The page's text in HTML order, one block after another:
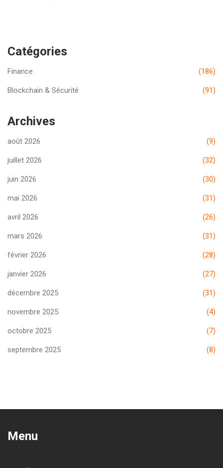
Catégories
Finance (186)
Blockchain & Sécurité (91)
Archives
août 2026 (9)
juillet 2026 (32)
juin 2026 (30)
mai 2026 (31)
avril 2026 (26)
mars 2026 (31)
février 2026 (28)
janvier 2026 (27)
décembre 2025 (31)
novembre 2025 (4)
octobre 2025 (7)
septembre 2025 (8)
Menu